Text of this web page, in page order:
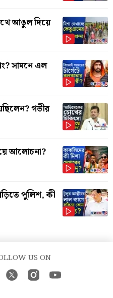
আঙুল দিয়ে
সামনে এল
গভীর
আলোচনা?
পুলিশ, কী
US ON